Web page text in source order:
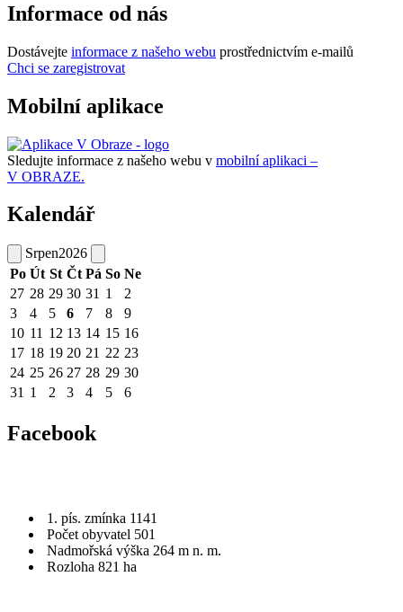
Informace od nás
Dostávejte informace z našeho webu prostřednictvím e-mailů
Chci se zaregistrovat
Mobilní aplikace
Sledujte informace z našeho webu v mobilní aplikaci –
V OBRAZE.
Kalendář
Srpen2026
Po Út St Čt Pá So Ne
27 28 29 30 31 1
2
3
4 5 6 7 8
9
10 11 12 13 14 15 16
17 18 19 20 21 22 23
24 25 26 27 28 29 30
31 1 2 3 4 5 6
Facebook
1. pís. zmínka 1141
Počet obyvatel 501
Nadmořská výška 264 m n. m.
Rozloha 821 ha